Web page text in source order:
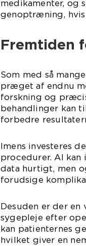
medikamenter, og
genoptræning,
Fremtiden
Som med så
præget af endnu
forskning og
behandlinger kan
forbedre
Imens investeres
procedurer. AI kan
data hurtigt, men
forudsige
Desuden er der
sygepleje efter
kan patienternes
hvilket giver en